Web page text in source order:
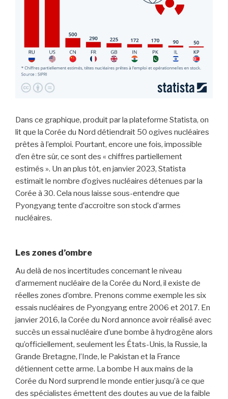
Dans ce graphique, produit par la plateforme Statista, on
lit que la Corée du Nord détiendrait 50 ogives nucléaires
prêtes à l’emploi. Pourtant, encore une fois, impossible
d’en être sûr, ce sont des « chiffres partiellement
estimés ». Un an plus tôt, en janvier 2023, Statista
estimait le nombre d’ogives nucléaires détenues par la
Corée à 30. Cela nous laisse sous-entendre que
Pyongyang tente d’accroitre son stock d’armes
nucléaires.
Les zones d’ombre
Au delà de nos incertitudes concernant le niveau
d’armement nucléaire de la Corée du Nord, il existe de
réelles zones d’ombre. Prenons comme exemple les six
essais nucléaires de Pyongyang entre 2006 et 2017. En
janvier 2016, la Corée du Nord annonce avoir réalisé avec
succès un essai nucléaire d’une bombe à hydrogène alors
qu’officiellement, seulement les États-Unis, la Russie, la
Grande Bretagne, l’Inde, le Pakistan et la France
détiennent cette arme. La bombe H aux mains de la
Corée du Nord surprend le monde entier jusqu’à ce que
des spécialistes émettent des doutes au vue de la faible